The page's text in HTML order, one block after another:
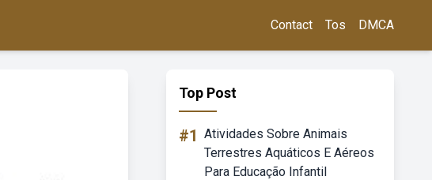
Contact Tos DMCA
Top Post
#1 Atividades Sobre Animais
Terrestres Aquáticos E Aéreos
Para Educação Infantil